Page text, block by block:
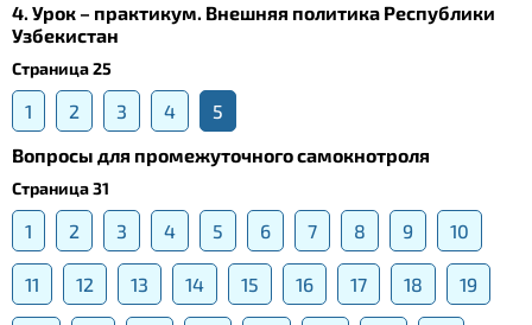
4. Урок – практикум. Внешняя политика Республики
Узбекистан
Страница 25
1 2 3 4
5
Вопросы для промежуточного самокнотроля
Страница 31
1 2 3 4 5 6 7 8 9 10
11 12 13 14 15 16 17 18 19